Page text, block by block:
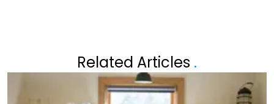
Related Articles .